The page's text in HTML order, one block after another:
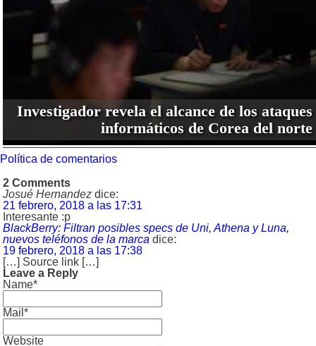
Investigador revela el alcance de los ataques
informáticos de Corea del norte
Política de comentarios
2 Comments
Josué Hernandez dice:
21 febrero, 2018 a las 17:31
Interesante :p
BlackBerry: Filtran posibles specs de Uni, Athena y Luna,
nuevos teléfonos de la marca dice:
19 febrero, 2018 a las 17:38
[…] Source link […]
Leave a Reply
Name*
Mail*
Website